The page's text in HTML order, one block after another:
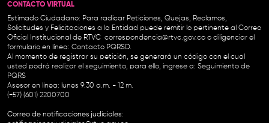
CONTACTO VIRTUAL
Estimado Ciudadano: Para radicar Peticiones, Quejas, Reclamos,
Solicitudes y Felicitaciones a la Entidad puede remitir lo pertinente al Correo
Oficial Institucional de RTVC correspondencia@rtvc.gov.co o diligenciar el
formulario en línea: Contacto PQRSD.
Al momento de registrar su petición, se generará un código con el cual
usted podrá realizar el seguimiento, para ello, ingrese a: Seguimiento de
PQRS
Asesor en línea: lunes 9:30 a.m. - 12 m.
(+57) (601) 2200700
Correo de notificaciones judiciales: